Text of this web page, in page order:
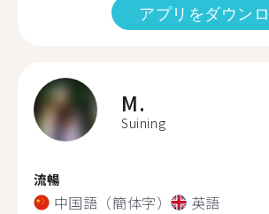
アプリをダウン
M.
Suining
流暢
中国語（簡体字） 英語